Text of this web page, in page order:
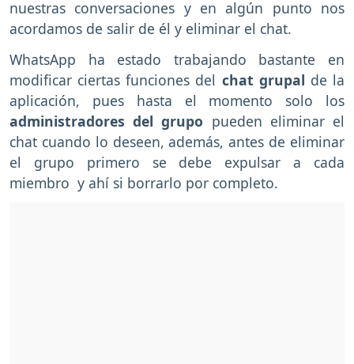
nuestras conversaciones y en algún punto nos
acordamos de salir de él y eliminar el chat.
WhatsApp ha estado trabajando bastante en
modificar ciertas funciones del chat grupal de la
aplicación, pues hasta el momento solo los
administradores del grupo pueden eliminar el
chat cuando lo deseen, además, antes de eliminar
el grupo primero se debe expulsar a cada
miembro y ahí si borrarlo por completo.